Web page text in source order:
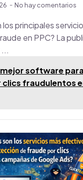
No hay comentarios
los principales
en PPC? La
mejor software para
clics fraudulentos